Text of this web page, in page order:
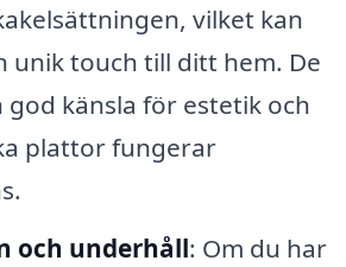
vilket kan
unik touch till ditt hem. De
god känsla för estetik och
plattor fungerar
och underhåll: Om du har